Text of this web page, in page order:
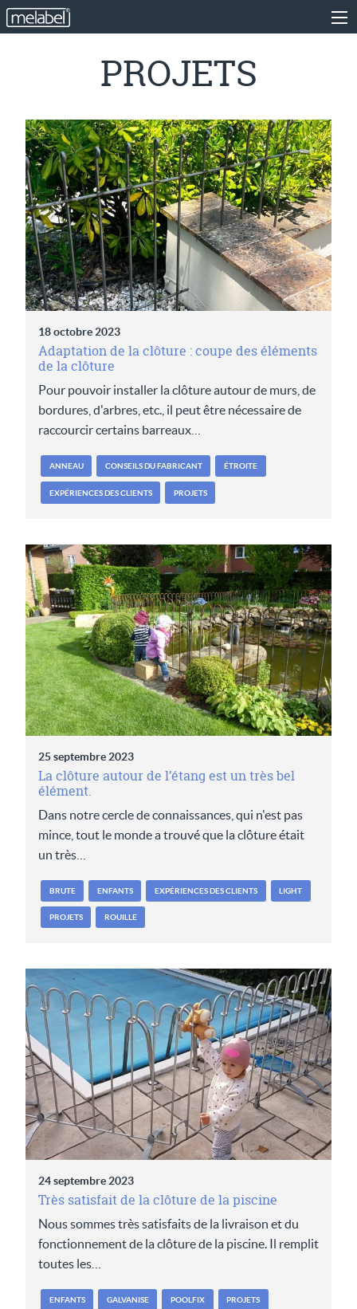
PROJETS
18 octobre 2023
Adaptation de la clôture : coupe des éléments
de la clôture
Pour pouvoir installer la clôture autour de murs, de
bordures, d'arbres, etc., il peut être nécessaire de
raccourcir certains barreaux…
ANNEAU CONSEILS DU FABRICANT ÉTROITE
EXPÉRIENCES DES CLIENTS PROJETS
25 septembre 2023
La clôture autour de l’étang est un très bel
élément.
Dans notre cercle de connaissances, qui n'est pas
mince, tout le monde a trouvé que la clôture était
un très…
BRUTE ENFANTS EXPÉRIENCES DES CLIENTS LIGHT
PROJETS ROUILLE
24 septembre 2023
Très satisfait de la clôture de la piscine
Nous sommes très satisfaits de la livraison et du
fonctionnement de la clôture de la piscine. Il remplit
toutes les…
ENFANTS GALVANISE POOLFIX PROJETS